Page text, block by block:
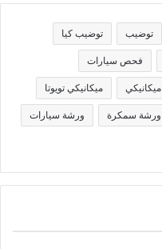
توضيب توضيب كيا
فحص سيارات
ميكانيكي ميكانيكي تويوتا
ورشة سمكرة ورشة سيارات